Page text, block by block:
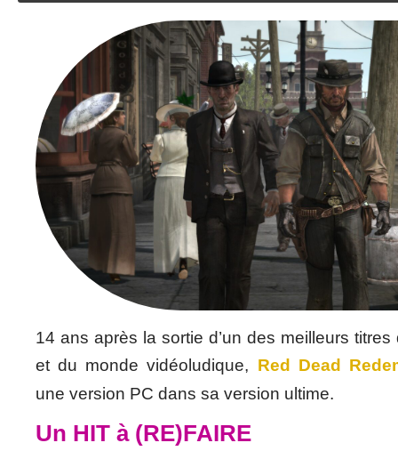
14 ans après la sortie d’un des meilleurs
et du monde vidéoludique, Red Dead
une version PC dans sa version ultime.
Un HIT à (RE)FAIRE